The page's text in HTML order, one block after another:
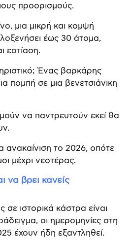
προορισμούς.
μια μικρή και κομψή
έως 30 άτομα,
εστίαση.
Ένας βαρκάρης
πομπή σε μια βενετσιάνικη
να παντρευτούν εκεί θα
ανακαίνιση το 2026, οπότε
μέχρι νεοτέρας.
να βρει κανείς
ιστορικά κάστρα είναι
οι ημερομηνίες στη
έχουν ήδη εξαντληθεί.